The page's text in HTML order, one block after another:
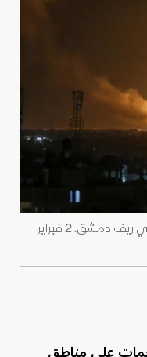
صورة أرشيفية لغارات إسرائيلية سابقة في ريف دمشق. 2 فبراير